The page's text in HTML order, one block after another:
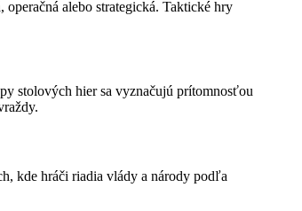
alebo strategická. Taktické hry
stolových hier sa vyznačujú prítomnosťou
kde hráči riadia vlády a národy podľa